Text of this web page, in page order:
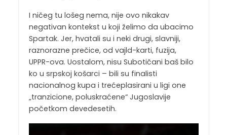
I ničeg tu lošeg nema, nije ovo nikakav
negativan kontekst u koji želimo da ubacimo
Spartak. Jer, hvatali su i neki drugi, slavniji,
raznorazne prečice, od vajld-karti, fuzija,
UPPR-ova. Uostalom, nisu Subotičani baš bilo
ko u srpskoj košarci – bili su finalisti
nacionalnog kupa i trećeplasirani u ligi one
„tranzicione, poluskraćene“ Jugoslavije
početkom devedesetih.